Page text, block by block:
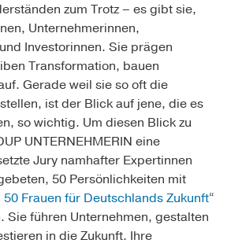
zum Trotz – es gibt sie,
Unternehmerinnen,
Investorinnen. Sie prägen
Transformation, bauen
Gerade weil sie so oft die
ist der Blick auf jene, die es
so wichtig. Um diesen Blick zu
UNTERNEHMERIN eine
Jury namhafter Expertinnen
50 Persönlichkeiten mit
50 Frauen für Deutschlands Zukunft“
Sie führen Unternehmen, gestalten
in die Zukunft. Ihre